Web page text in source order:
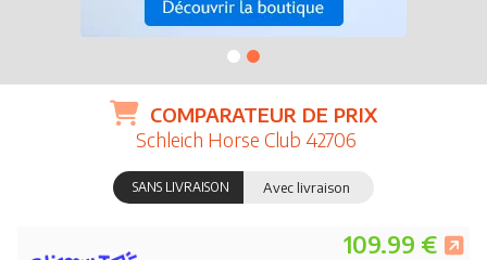
COMPARATEUR DE PRIX
Schleich Horse Club 42706
SANS LIVRAISON Avec livraison
109.99 €